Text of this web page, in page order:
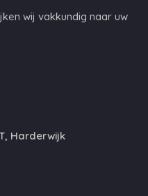
wij vakkundig naar uw
Harderwijk